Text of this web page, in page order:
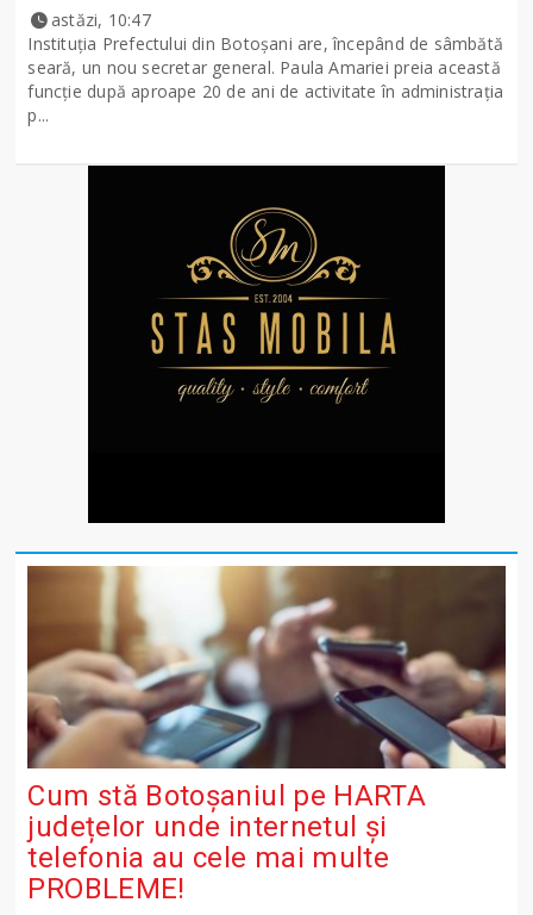
astăzi, 10:47
Instituția Prefectului din Botoșani are, începând de sâmbătă
seară, un nou secretar general. Paula Amariei preia această
funcție după aproape 20 de ani de activitate în administrația
p...
Cum stă Botoșaniul pe HARTA
județelor unde internetul și
telefonia au cele mai multe
PROBLEME!